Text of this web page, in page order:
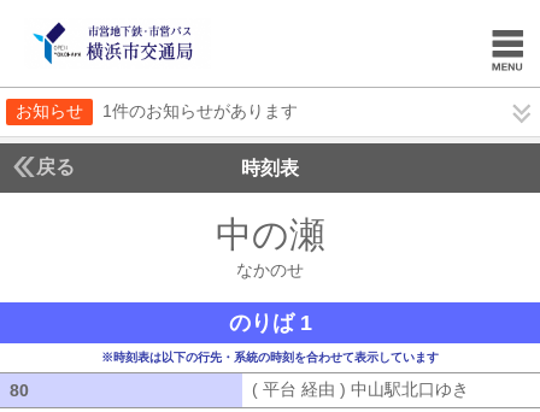
お知らせ 1件のお知らせがあります
戻る 時刻表
中の瀬
なかのせ
のりば 1
※時刻表は以下の行先・系統の時刻を合わせて表示しています
80 ( 平台 経由 ) 中山駅北口ゆき